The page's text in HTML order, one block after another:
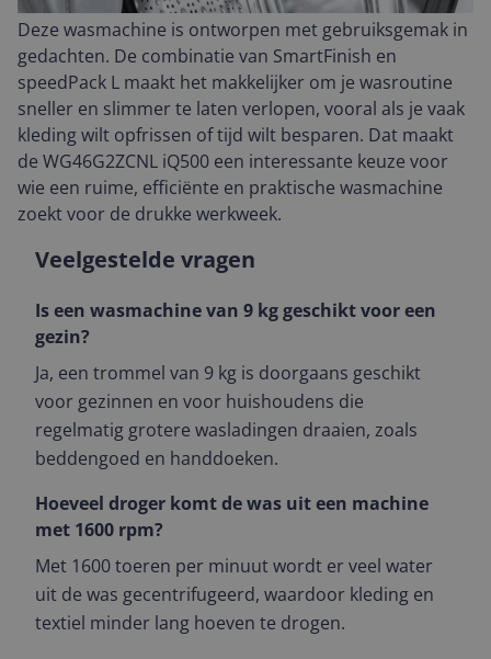
Deze wasmachine is ontworpen met gebruiksgemak in
gedachten. De combinatie van SmartFinish en
speedPack L maakt het makkelijker om je wasroutine
sneller en slimmer te laten verlopen, vooral als je vaak
kleding wilt opfrissen of tijd wilt besparen. Dat maakt
de WG46G2ZCNL iQ500 een interessante keuze voor
wie een ruime, efficiënte en praktische wasmachine
zoekt voor de drukke werkweek.
Veelgestelde vragen
Is een wasmachine van 9 kg geschikt voor een
gezin?
Ja, een trommel van 9 kg is doorgaans geschikt
voor gezinnen en voor huishoudens die
regelmatig grotere wasladingen draaien, zoals
beddengoed en handdoeken.
Hoeveel droger komt de was uit een machine
met 1600 rpm?
Met 1600 toeren per minuut wordt er veel water
uit de was gecentrifugeerd, waardoor kleding en
textiel minder lang hoeven te drogen.